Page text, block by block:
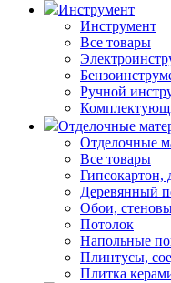
Инструмент
Инструмент
Все товары
Ручной
Отделочные
Отделочные
Все товары
Гипсокартон,
Деревянный
Обои,
Потолок
Напольные
Плинтусы,
Плитка